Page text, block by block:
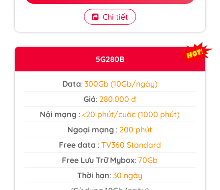
Chi tiết
5G280B
Data:300Gb (10Gb/ngày)
Giá: 280.000 đ
Nội mạng :<20 phút/cuộc (1000 phút)
Ngoại mạng : 200 phút
Free data : TV360 Standard
Free Lưu Trữ Mybox: 70Gb
Thời hạn: 30 ngày